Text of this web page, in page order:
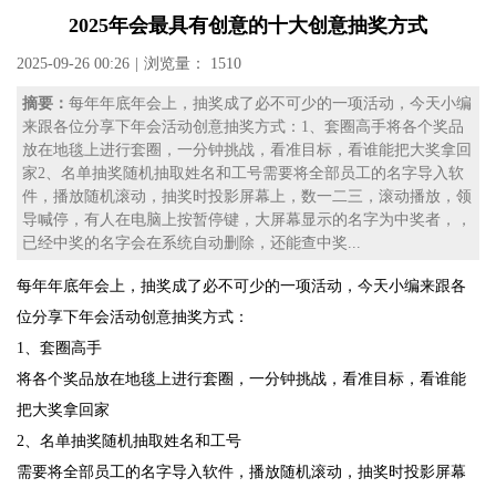
2025年会最具有创意的十大创意抽奖方式
2025-09-26 00:26 浏览量： 1510
摘要： 每年年底年会上，抽奖成了必不可少的一项活动，今天小编
来跟各位分享下年会活动创意抽奖方式：1、套圈高手将各个奖品
放在地毯上进行套圈，一分钟挑战，看准目标，看谁能把大奖拿回
家2、名单抽奖随机抽取姓名和工号需要将全部员工的名字导入软
件，播放随机滚动，抽奖时投影屏幕上，数一二三，滚动播放，领
导喊停，有人在电脑上按暂停键，大屏幕显示的名字为中奖者，，
已经中奖的名字会在系统自动删除，还能查中奖...
每年年底年会上，抽奖成了必不可少的一项活动，今天小编来跟各
位分享下年会活动创意抽奖方式：
1、套圈高手
将各个奖品放在地毯上进行套圈，一分钟挑战，看准目标，看谁能
把大奖拿回家
2、名单抽奖随机抽取姓名和工号
需要将全部员工的名字导入软件，播放随机滚动，抽奖时投影屏幕